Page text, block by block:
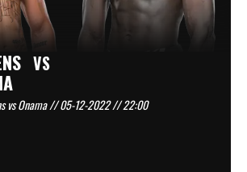
VS
vs Onama // 05-12-2022 // 22:00